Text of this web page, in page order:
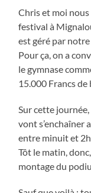
Chris et moi nous
festival à
est géré par
Pour ça, on a
le gymnase
15.000 Francs
Sur cette
vont s’enchaîner
entre minuit et
Tôt le matin,
montage du